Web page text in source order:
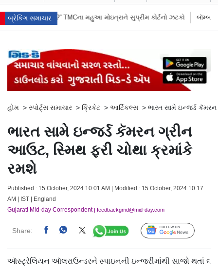
બ્રેકિંગ સમાચાર
સુપ્રીમ કોર્ટનો ઝટકો બૉમ્બની ધમકી બાદ મુંબઈમાં હાઈ ઍલર્ટ: શહેરની
હોમ > સ્પોર્ટ્સ સમાચાર > ક્રિકેટ > આર્ટિકલ્સ > ભારત સામે ઇન્જર્ડ
ભારત સામે ઇન્જર્ડ કૅમરન ગ્રીન
આઉટ, સ્મિથ ફરી ચોથા ક્રમાંકે
રમશે
Published : 15 October, 2024 10:01 AM | Modified : 15 October, 2024 10:17
AM | IST | England
Gujarati Mid-day Correspondent| feedbackgmd@mid-day.com
Share: Follow Us
આૅસ્ટ્રેલિયન આૅલરાઉન્ડરને સ્પાઇનની ઇન્જરીમાંથી સાજો થતાં ૬